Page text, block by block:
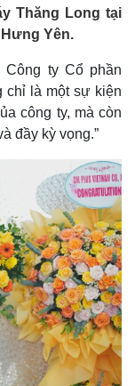
Thăng Long tại
Yên.
Công ty Cổ phần
chỉ là một sự kiện
công ty, mà còn
đầy kỳ vọng.”